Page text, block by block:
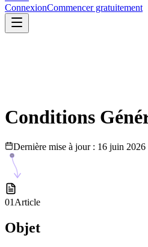
ConnexionCommencer gratuitement
Conditions
Dernière mise à jour: 16 juin 2026
01 Article
Objet